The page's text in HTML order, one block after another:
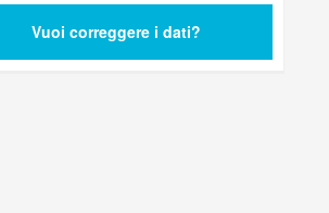
Vuoi correggere i dati?